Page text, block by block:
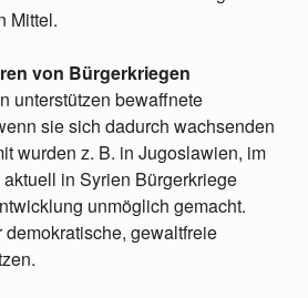
Mittel.
von Bürgerkriegen
unterstützen bewaffnete
sie sich dadurch wachsenden
wurden z. B. in Jugoslawien, im
in Syrien Bürgerkriege
unmöglich gemacht.
gewaltfreie